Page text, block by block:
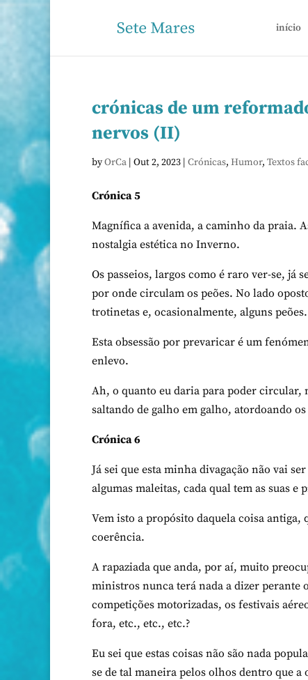
início
crónicas de um
nervos (II)
byOrCa | Out 2, 2023 | Crónicas, Humor, Textos
Crónica 5
Magnífica a avenida, a caminho da praia.
nostalgia estética no Inverno.
Os passeios, largos como é raro ver-se, já
por onde circulam os peões. No lado
trotinetas e, ocasionalmente, alguns peões.
Esta obsessão por prevaricar é um
enlevo.
Ah, o quanto eu daria para poder circular,
saltando de galho em galho, atordoando
Crónica 6
Já sei que esta minha divagação não vai
algumas maleitas, cada qual tem as suas e
Vem isto a propósito daquela coisa antiga,
coerência.
A rapaziada que anda, por aí, muito
ministros nunca terá nada a dizer perante
competições motorizadas, os festivais
fora, etc., etc., etc.?
Eu sei que estas coisas não são nada
se de tal maneira pelos olhos dentro que a